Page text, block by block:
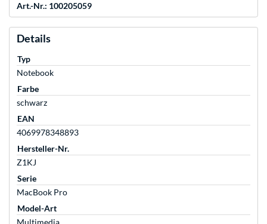
Art.-Nr.: 100205059
Details
Typ
Notebook
Farbe
schwarz
EAN
4069978348893
Hersteller-Nr.
Z1KJ
Serie
MacBook Pro
Model-Art
Multimedia